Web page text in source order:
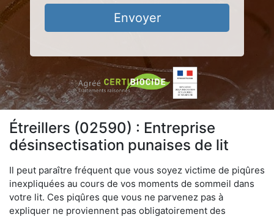
Envoyer
Étreillers (02590) : Entreprise
désinsectisation punaises de lit
Il peut paraître fréquent que vous soyez victime de piqûres
inexpliquées au cours de vos moments de sommeil dans
votre lit. Ces piqûres que vous ne parvenez pas à
expliquer ne proviennent pas obligatoirement des